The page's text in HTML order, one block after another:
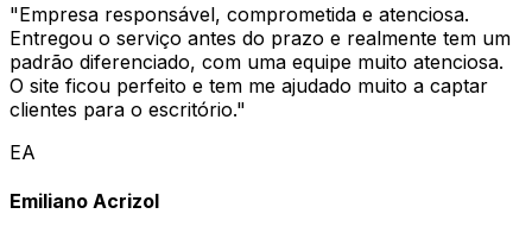
"Empresa responsável, comprometida e atenciosa.
Entregou o serviço antes do prazo e realmente tem um
padrão diferenciado, com uma equipe muito atenciosa.
O site ficou perfeito e tem me ajudado muito a captar
clientes para o escritório."
EA
Emiliano Acrizol